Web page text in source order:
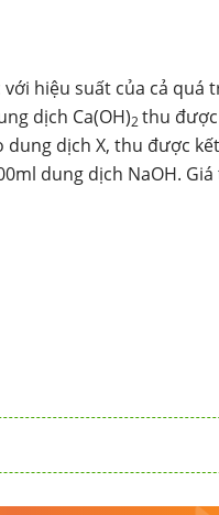
tủa . Để
thì
NaOH.
hiệu suất của cả quá
dịch Ca(OH)2thu
dung dịch X, thu được
dung dịch NaOH. Giá